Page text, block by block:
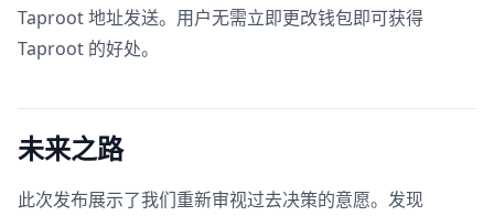
Taproot 地址发送。用户无需立即更改钱包即可获得
Taproot 的好处。
未来之路
此次发布展示了我们重新审视过去决策的意愿。发现